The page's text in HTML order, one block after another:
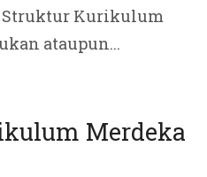
Struktur Kurikulum
ataupun...
Merdeka